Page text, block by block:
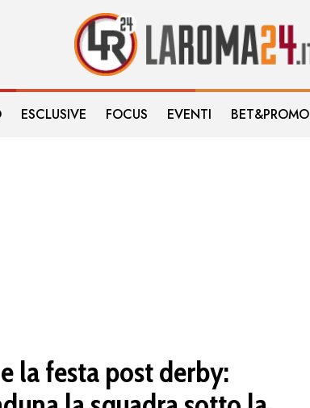
ESCLUSIVE FOCUS EVENTI BET&PROMO
la festa post derby: